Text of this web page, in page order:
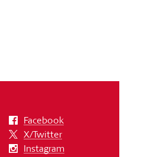
Facebook
X/Twitter
Instagram